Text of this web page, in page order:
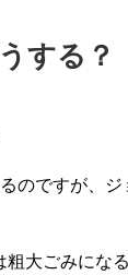
する？
のですが、
大ごみになる